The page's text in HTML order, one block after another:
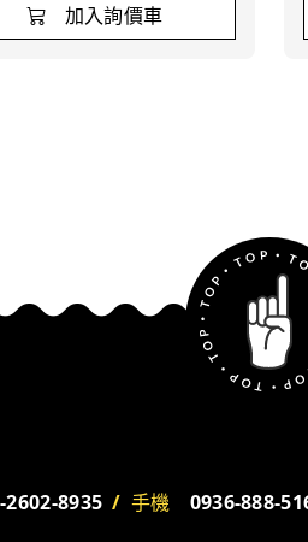
加入詢價車
8935 / 手機 0936-888-